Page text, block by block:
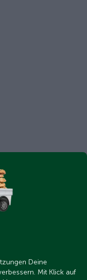
Deine
Mit Klick auf